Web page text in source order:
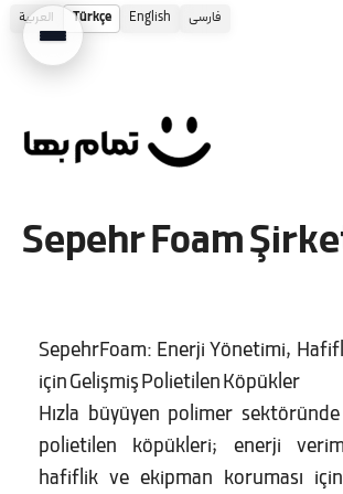
العربية Türkçe English فارسی
İçeriğe
Sepehr Foam
SepehrFoam: Enerji Yönetimi,
için Gelişmiş Polietilen Köpükler
Hızla büyüyen polimer
polietilen köpükleri; enerji
hafiflik ve ekipman koruması